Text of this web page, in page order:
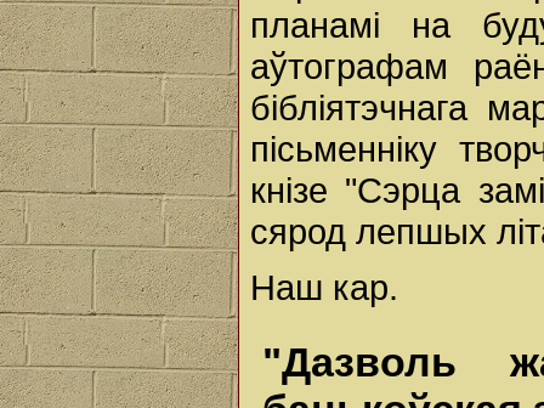
планамі на
аўтографам
бібліятэчнага
пісьменніку
кнізе "Сэрца
сярод лепшых
Наш кар.
"Дазволь